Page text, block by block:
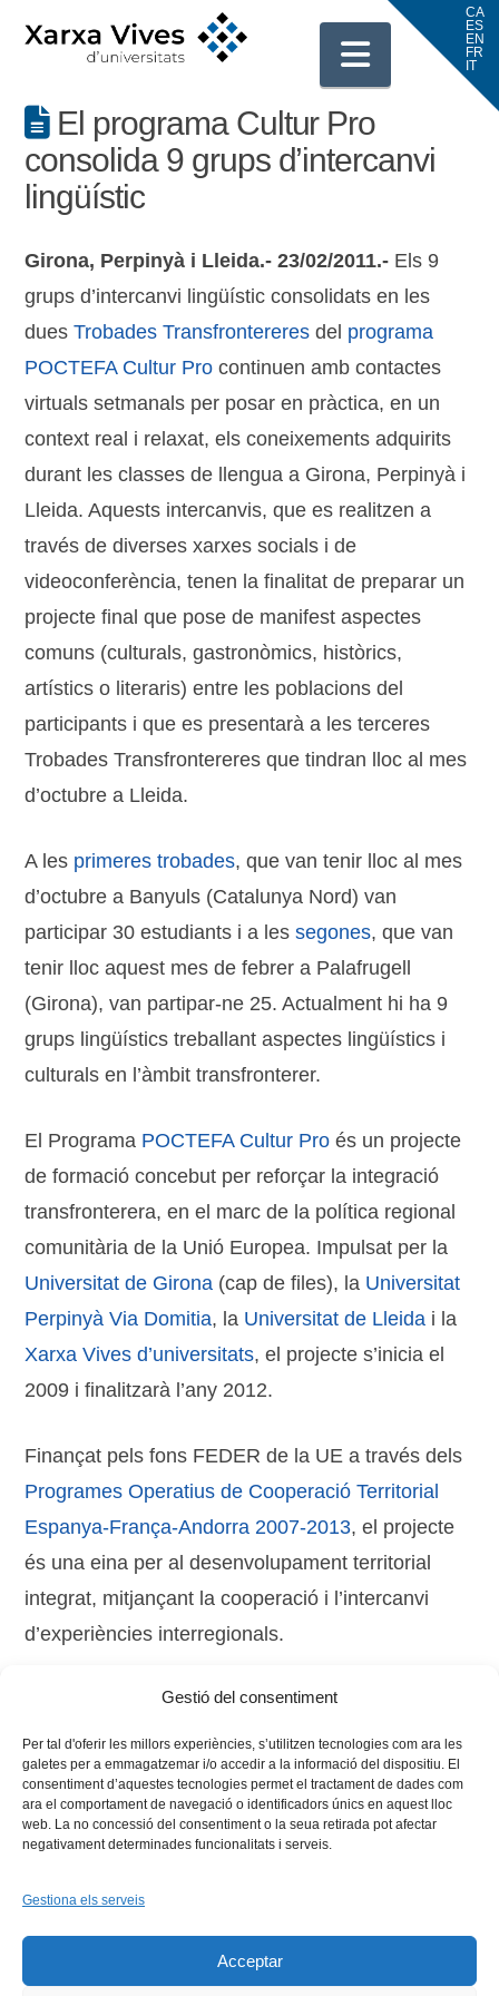
Gestió del consentiment
Per tal d'oferir les millors experiències, s’utilitzen tecnologies com ara les
galetes per a emmagatzemar i/o accedir a la informació del dispositiu. El
consentiment d’aquestes tecnologies permet el tractament de dades com
ara el comportament de navegació o identificadors únics en aquest lloc
web. La no concessió del consentiment o la seua retirada pot afectar
negativament determinades funcionalitats i serveis.
Gestiona els serveis
Acceptar
El programa Cultur Pro
consolida 9 grups d’intercanvi
lingüístic
Girona, Perpinyà i Lleida.- 23/02/2011.- Els 9
grups d’intercanvi lingüístic consolidats en les
duesTrobades Transfrontereres del programa
POCTEFA Cultur Procontinuen amb contactes
virtuals setmanals per posar en pràctica, en un
context real i relaxat, els coneixements adquirits
durant les classes de llengua a Girona, Perpinyà i
Lleida. Aquests intercanvis, que es realitzen a
través de diverses xarxes socials i de
videoconferència, tenen la finalitat de preparar un
projecte final que pose de manifest aspectes
comuns (culturals, gastronòmics, històrics,
artístics o literaris) entre les poblacions del
participants i que es presentarà a les terceres
Trobades Transfrontereres que tindran lloc al mes
d’octubre a Lleida.
A les primeres trobades, que van tenir lloc al mes
d’octubre a Banyuls (Catalunya Nord) van
participar 30 estudiants i a lessegones, que van
tenir lloc aquest mes de febrer a Palafrugell
(Girona), van partipar-ne 25. Actualment hi ha 9
grups lingüístics treballant aspectes lingüístics i
culturals en l’àmbit transfronterer.
El Programa POCTEFA Cultur Pro és un projecte
de formació concebut per reforçar la integració
transfronterera, en el marc de la política regional
comunitària de la Unió Europea. Impulsat per la
Universitat de Girona (cap de files), la Universitat
Perpinyà Via Domitia, la Universitat de Lleida i la
Xarxa Vives d’universitats, el projecte s’inicia el
2009 i finalitzarà l’any 2012.
Finançat pels fons FEDER de la UE a través dels
Programes Operatius de Cooperació Territorial
Espanya-França-Andorra 2007-2013, el projecte
és una eina per al desenvolupament territorial
integrat, mitjançant la cooperació i l’intercanvi
d’experiències interregionals.
Cultur Pro,internacional,Llengua
Instagram
Flickr
INICI QUI SOM PROGRAMES